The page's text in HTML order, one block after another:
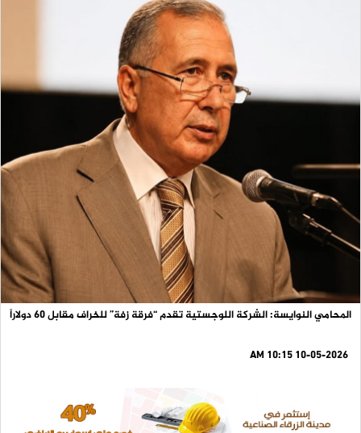
المحامي النوايسة: الشركة اللوجستية تقدم “فرقة زفة” للخراف مقابل 60 دولاراً
10-05-2026 10:15 AM